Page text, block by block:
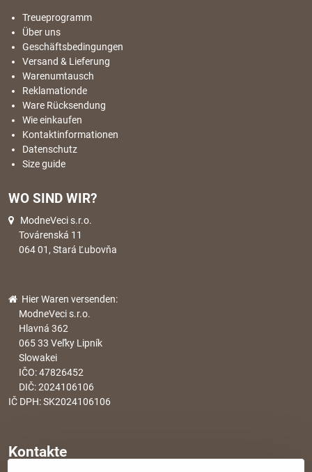
Treueprogramm
Über uns
Geschäftsbedingungen
Versand & Lieferung
Warenumtausch
Reklamationde
Ware Rücksendung
Wie einkaufen
Kontaktinformationen
Datenschutz
Size guide
WO SIND WIR?
ModneVeci s.r.o.
Továrenská 11
064 01, Stará Ľubovňa
Hier Waren versenden:
ModneVeci s.r.o.
Hlavná 362
065 33 Veľky Lipník
Slowakei
IČO: 47826452
DIČ: 2024106106
IČ DPH: SK2024106106
Kontakte